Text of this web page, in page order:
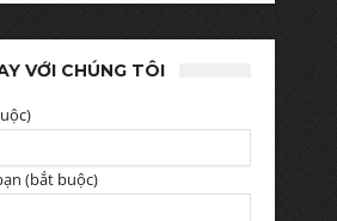
VỚI CHÚNG TÔI
(bắt buộc)